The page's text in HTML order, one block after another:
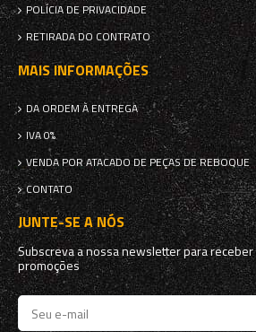
POLÍCIA DE PRIVACIDADE
RETIRADA DO CONTRATO
MAIS INFORMAÇÕES
DA ORDEM À ENTREGA
IVA 0%
VENDA POR ATACADO DE PEÇAS DE REBOQUE
CONTATO
JUNTE-SE A NÓS
Subscreva a nossa newsletter para
promoções